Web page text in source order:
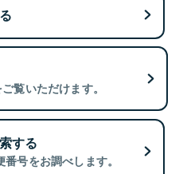
覧いただけます。
する
号をお調べします。